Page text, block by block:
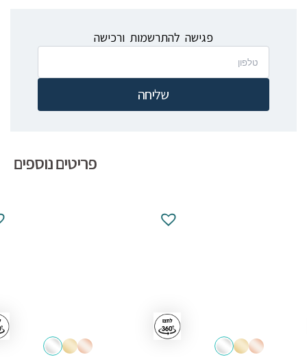
פגישה להתרשמות ורכישה
שליחה
פריטים נוספים